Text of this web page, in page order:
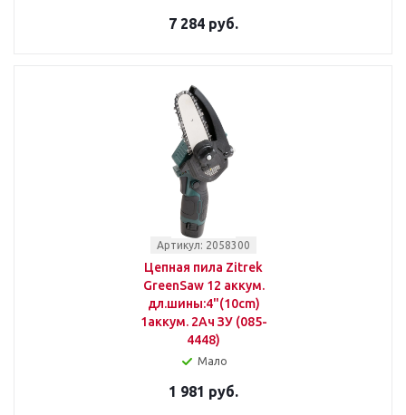
7 284 руб.
Артикул: 2058300
Цепная пила Zitrek
GreenSaw 12 аккум.
дл.шины:4"(10cm)
1аккум. 2Ач ЗУ (085-
4448)
Мало
1 981 руб.